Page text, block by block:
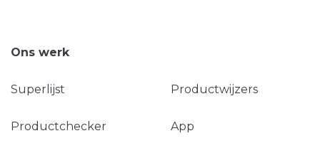
Ons werk
Superlijst Productwijzers
Productchecker App